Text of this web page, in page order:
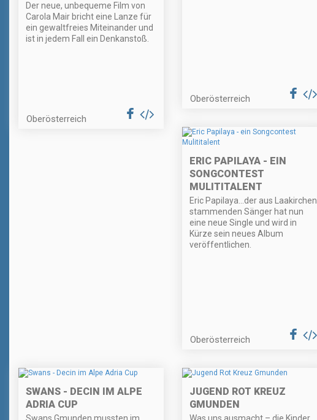
Der neue, unbequeme Film von
Carola Mair bricht eine Lanze für
ein gewaltfreies Miteinander und
ist in jedem Fall ein Denkanstoß.
Oberösterreich
Oberösterreich
ERIC PAPILAYA - EIN
SONGCONTEST
MULITITALENT
Eric Papilaya...der aus Laakirchen
stammenden Sänger hat nun
eine neue Single und wird in
Kürze sein neues Album
veröffentlichen.
Oberösterreich
SWANS - DECIN IM ALPE
ADRIA CUP
JUGEND ROT KREUZ
GMUNDEN